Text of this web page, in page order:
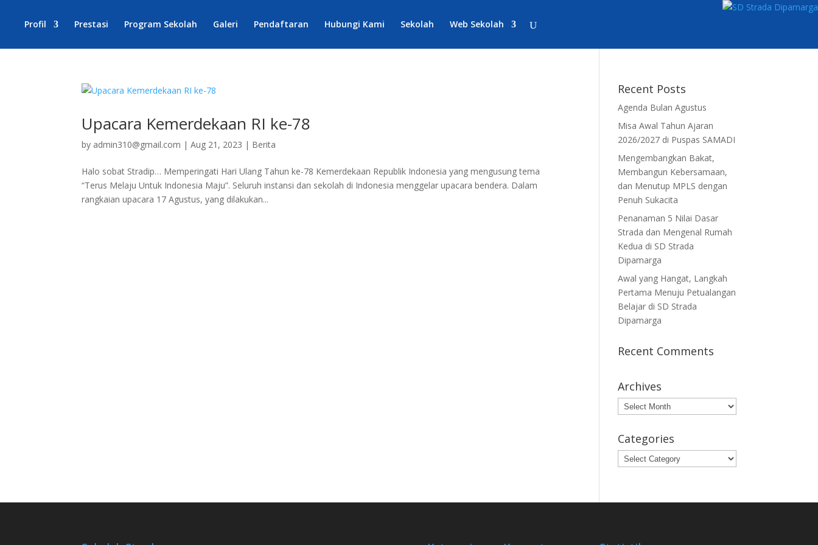
Profil Prestasi Program Sekolah Galeri Pendaftaran Hubungi Kami Sekolah Web Sekolah
Upacara Kemerdekaan RI ke-78
by admin310@gmail.com |Aug 21, 2023 | Berita
Halo sobat Stradip… Memperingati Hari Ulang Tahun ke-78 Kemerdekaan Republik Indonesia yang mengusung tema
“Terus Melaju Untuk Indonesia Maju”. Seluruh instansi dan sekolah di Indonesia menggelar upacara bendera. Dalam
rangkaian upacara 17 Agustus, yang dilakukan...
Recent Posts
Agenda Bulan Agustus
Misa Awal Tahun Ajaran
2026/2027 di Puspas SAMADI
Mengembangkan Bakat,
Membangun Kebersamaan,
dan Menutup MPLS dengan
Penuh Sukacita
Penanaman 5 Nilai Dasar
Strada dan Mengenal Rumah
Kedua di SD Strada
Dipamarga
Awal yang Hangat, Langkah
Pertama Menuju Petualangan
Belajar di SD Strada
Dipamarga
Recent Comments
Archives
Archives
Categories
Categories